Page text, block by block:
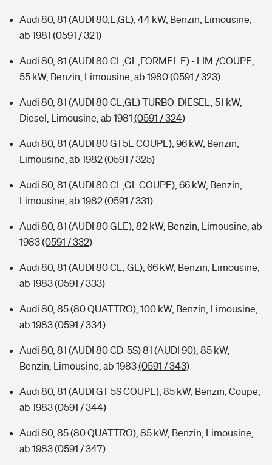
Audi 80, 81 (AUDI 80,L,GL), 44 kW, Benzin, Limousine,
ab 1981 (0591 / 321)
Audi 80, 81 (AUDI 80 CL,GL,FORMEL E) - LIM./COUPE,
55 kW, Benzin, Limousine, ab 1980(0591 / 323)
Audi 80, 81 (AUDI 80 CL,GL) TURBO-DIESEL, 51 kW,
Diesel, Limousine, ab 1981 (0591 / 324)
Audi 80, 81 (AUDI 80 GT5E COUPE), 96 kW, Benzin,
Limousine, ab 1982(0591 / 325)
Audi 80, 81 (AUDI 80 CL,GL COUPE), 66 kW, Benzin,
Limousine, ab 1982(0591 / 331)
Audi 80, 81 (AUDI 80 GLE), 82 kW, Benzin, Limousine, ab
1983(0591 / 332)
Audi 80, 81 (AUDI 80 CL, GL), 66 kW, Benzin, Limousine,
ab 1983(0591 / 333)
Audi 80, 85 (80 QUATTRO), 100 kW, Benzin, Limousine,
ab 1983(0591 / 334)
Audi 80, 81 (AUDI 80 CD-5S) 81 (AUDI 90), 85 kW,
Benzin, Limousine, ab 1983(0591 / 343)
Audi 80, 81 (AUDI GT 5S COUPE), 85 kW, Benzin, Coupe,
ab 1983(0591 / 344)
Audi 80, 85 (80 QUATTRO), 85 kW, Benzin, Limousine,
ab 1983(0591 / 347)